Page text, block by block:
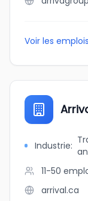
Voir les
Industrie:
11-50
arrival.ca